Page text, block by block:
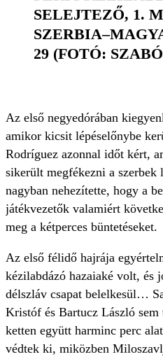
SELEJTEZŐ, 1.
29 (FOTÓ:
Az első negyedórában
amikor kicsit lépéselőnybe
Rodríguez azonnal időt kért,
sikerült megfékezni a szerbek
nagyban nehezítette, hogy a
játékvezetők valamiért
meg a kétperces büntetéseket.
Az első félidő hajrája
kézilabdázó hazaiaké volt,
délszláv csapat belelkesül…
Kristóf és Bartucz László
ketten együtt harminc perc
védtek ki, miközben